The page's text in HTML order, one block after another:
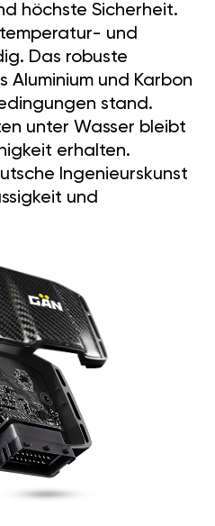
höchste Sicherheit.
und
Das robuste
Aluminium und Karbon
stand.
unter Wasser bleibt
erhalten.
Ingenieurskunst
und